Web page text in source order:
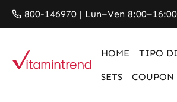
Skip to main navigation
800-146970 | Lun–Ven 8:00–16:00
HOME TIPO DI
SETS COUPON